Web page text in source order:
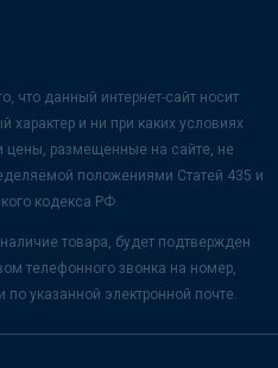
что данный интернет-сайт носит
и ни при каких условиях
размещенные на сайте, не
положениями Статей 435 и
кодекса РФ.
товара, будет подтвержден
телефонного звонка на номер,
указанной электронной почте.